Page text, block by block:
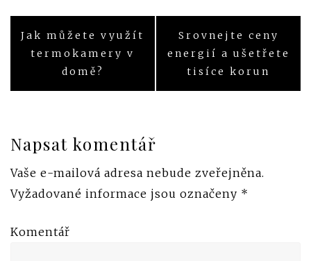
Navigace
Jak můžete využít
termokamery v
domě?
Srovnejte ceny
energií a ušetřete
tisíce korun
Napsat komentář
Vaše e-mailová adresa nebude zveřejněna.
Vyžadované informace jsou označeny *
Komentář